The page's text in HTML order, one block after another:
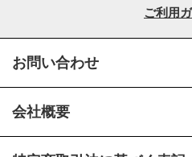
ご利用
お問い合わせ
会社概要